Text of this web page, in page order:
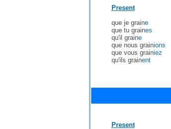
Present
que je graine
que tu graines
qu'il graine
que nous grainions
que vous grainiez
qu'ils grainent
Present